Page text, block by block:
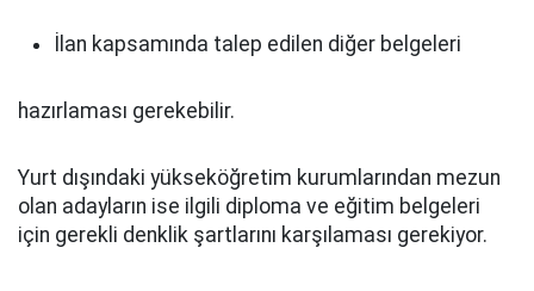
İlan kapsamında talep edilen diğer belgeleri
hazırlaması gerekebilir.
Yurt dışındaki yükseköğretim kurumlarından mezun
olan adayların ise ilgili diploma ve eğitim belgeleri
için gerekli denklik şartlarını karşılaması gerekiyor.